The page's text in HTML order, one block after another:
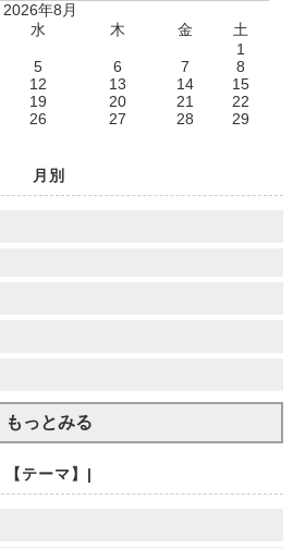
2026年8月
水 木 金
土
1
5 6 7
8
12 13 14
15
19 20 21
22
26 27 28
29
月別
もっとみる
【テーマ】|